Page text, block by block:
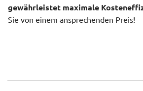
gewährleistet maximale
Sie von einem ansprechenden Preis!